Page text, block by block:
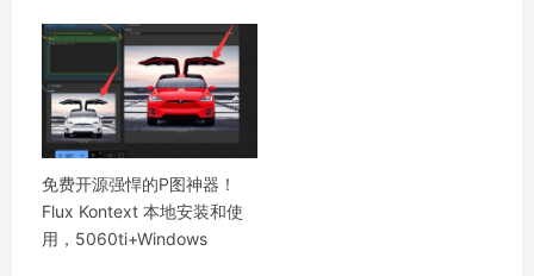
免费开源强悍的P图神器！
Flux Kontext 本地安装和使
用，5060ti+Windows